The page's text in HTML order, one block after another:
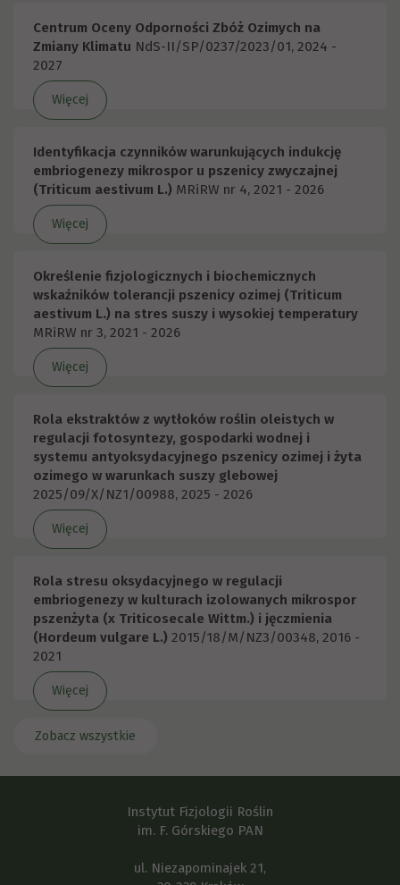
Centrum Oceny Odporności Zbóż Ozimych na
Zmiany Klimatu NdS-II/SP/0237/2023/01, 2024 -
2027
Więcej
Identyfikacja czynników warunkujących indukcję
embriogenezy mikrospor u pszenicy zwyczajnej
(Triticum aestivum L.) MRiRW nr 4, 2021 - 2026
Więcej
Określenie fizjologicznych i biochemicznych
wskaźników tolerancji pszenicy ozimej (Triticum
aestivum L.) na stres suszy i wysokiej temperatury
MRiRW nr 3, 2021 - 2026
Więcej
Rola ekstraktów z wytłoków roślin oleistych w
regulacji fotosyntezy, gospodarki wodnej i
systemu antyoksydacyjnego pszenicy ozimej i żyta
ozimego w warunkach suszy glebowej
2025/09/X/NZ1/00988, 2025 - 2026
Więcej
Rola stresu oksydacyjnego w regulacji
embriogenezy w kulturach izolowanych mikrospor
pszenżyta (x Triticosecale Wittm.) i jęczmienia
(Hordeum vulgare L.) 2015/18/M/NZ3/00348, 2016 -
2021
Więcej
Zobacz wszystkie
Instytut Fizjologii Roślin
im. F. Górskiego PAN
ul. Niezapominajek 21,